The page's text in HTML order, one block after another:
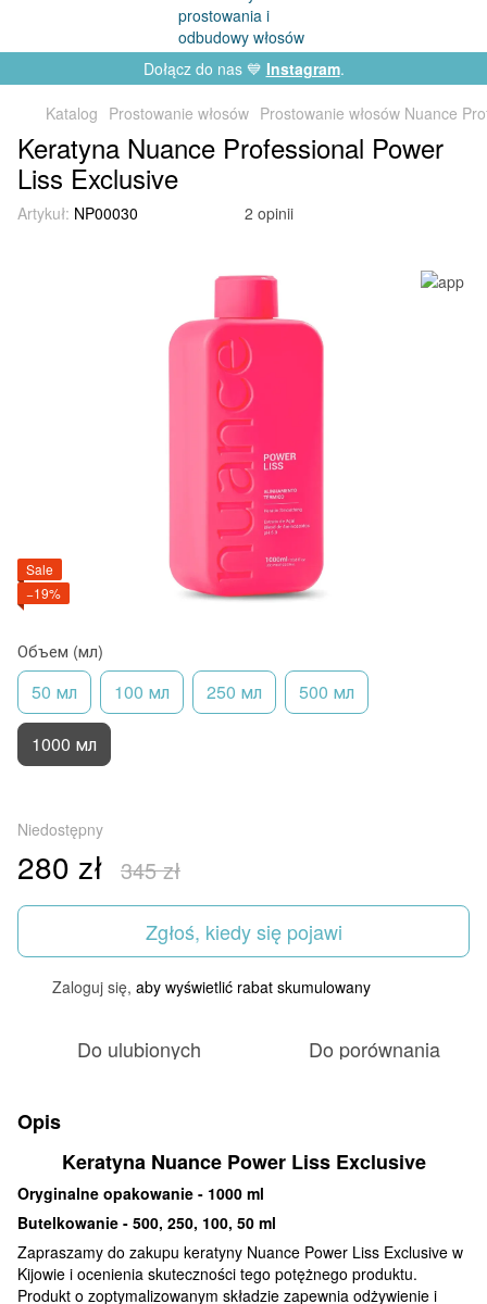
Dołącz do nas 💙 Instagram.
Katalog Prostowanie włosów Prostowanie włosów Nuance
Keratyna Nuance Professional Power
Liss Exclusive
Artykuł: NP00030 2 opinii
Sale
−19%
Объем (мл)
50 мл 100 мл 250 мл 500 мл
1000 мл
Niedostępny
280 zł 345 zł
Zgłoś, kiedy się pojawi
Zaloguj się, aby wyświetlić rabat skumulowany
Do ulubionych Do porównania
Opis
Keratyna Nuance Power Liss Exclusive
Oryginalne opakowanie - 1000 ml
Butelkowanie - 500, 250, 100, 50 ml
Zapraszamy do zakupu keratyny Nuance Power Liss Exclusive w
Kijowie i ocenienia skuteczności tego potężnego produktu.
Produkt o zoptymalizowanym składzie zapewnia odżywienie i